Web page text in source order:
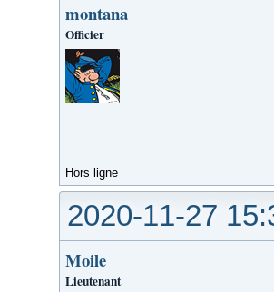
montana
Officier
Hors ligne
2020-11-27
Moile
Lieutenant